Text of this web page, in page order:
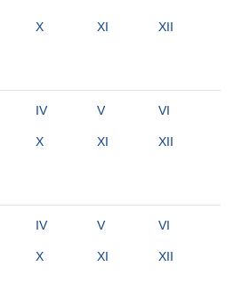
X XI XII
IV V VI
X XI XII
IV V VI
X XI XII